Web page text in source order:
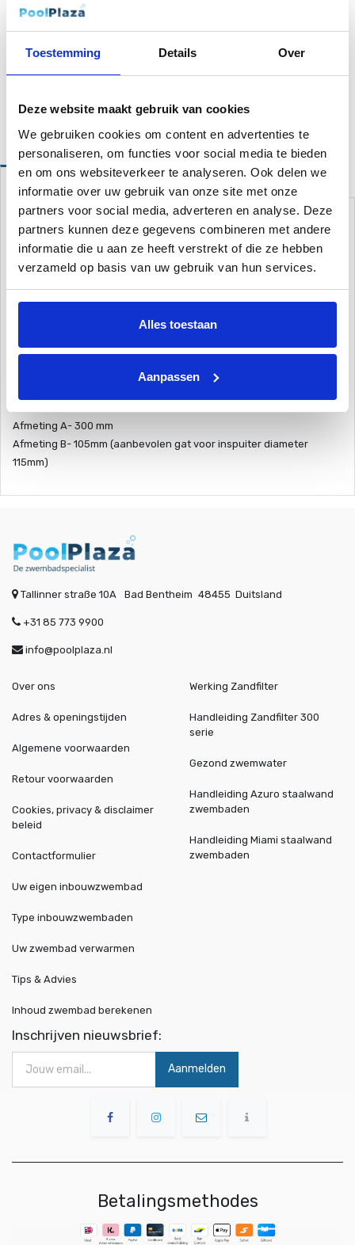
Toestemming Details Over
Deze website maakt gebruik van cookies
We gebruiken cookies om content en advertenties te
personaliseren, om functies voor social media te bieden
en om ons websiteverkeer te analyseren. Ook delen we
informatie over uw gebruik van onze site met onze
partners voor social media, adverteren en analyse. Deze
partners kunnen deze gegevens combineren met andere
informatie die u aan ze heeft verstrekt of die ze hebben
verzameld op basis van uw gebruik van hun services.
Alles toestaan
Aanpassen
Houd me op de hoogte
Tijdelijk geen voorraad
Website bestellingen boven de 50 euro worden gratis verzonden!*
De naam " Wanddoorvoer voor beton zwembaden" zegt het al. De
wanddoorvoor is speciaal gemaakt voor betonnen zwembaden, of
ook wel constructieve zwembaden genoemd. Aan het uiteinde (de
onderkant) van de wanddoorvoer zit zowel een lijm verbinding als
gebruiken.
Afmeting A- 300 mm
Afmeting B- 105mm (aanbevolen gat voor inspuiter diameter
115mm)
Tallinner straße 10A Bad Bentheim 48455 Duitsland
+31 85 773 9900
info@poolplaza.nl
Over ons
Adres & openingstijden
Algemene voorwaarden
Retour voorwaarden
Cookies, privacy & disclaimer
beleid
Contactformulier
Werking Zandfilter
Handleiding Zandfilter 300
serie
Gezond zwemwater
Handleiding Azuro staalwand
zwembaden
Handleiding Miami staalwand
zwembaden
Uw eigen inbouwzwembad
Type inbouwzwembaden
Uw zwembad verwarmen
Tips & Advies
Inhoud zwembad berekenen
Inschrijven nieuwsbrief:
Aanmelden
Betalingsmethodes